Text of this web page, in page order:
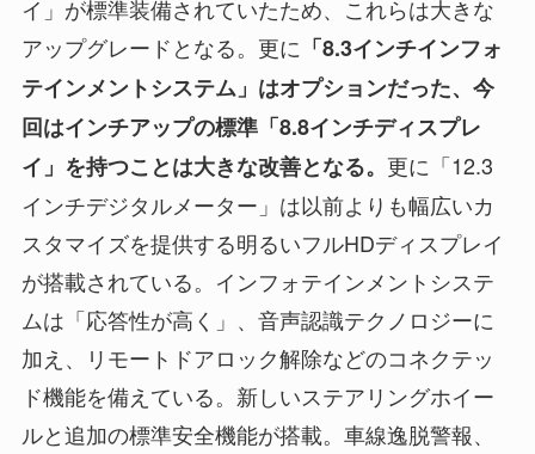
イ」が標準装備されていたため、これらは大きな
アップグレードとなる。更に 「8.3インチインフォ
テインメントシステム」はオプションだった、今
回はインチアップの標準「8.8インチディスプレ
イ」を持つことは大きな改善となる。 更に「12.3
インチデジタルメーター」は以前よりも幅広いカ
スタマイズを提供する明るいフルHDディスプレイ
が搭載されている。インフォテインメントシステ
ムは「応答性が高く」、音声認識テクノロジーに
加え、リモートドアロック解除などのコネクテッ
ド機能を備えている。新しいステアリングホイー
ルと追加の標準安全機能が搭載。車線逸脱警報、